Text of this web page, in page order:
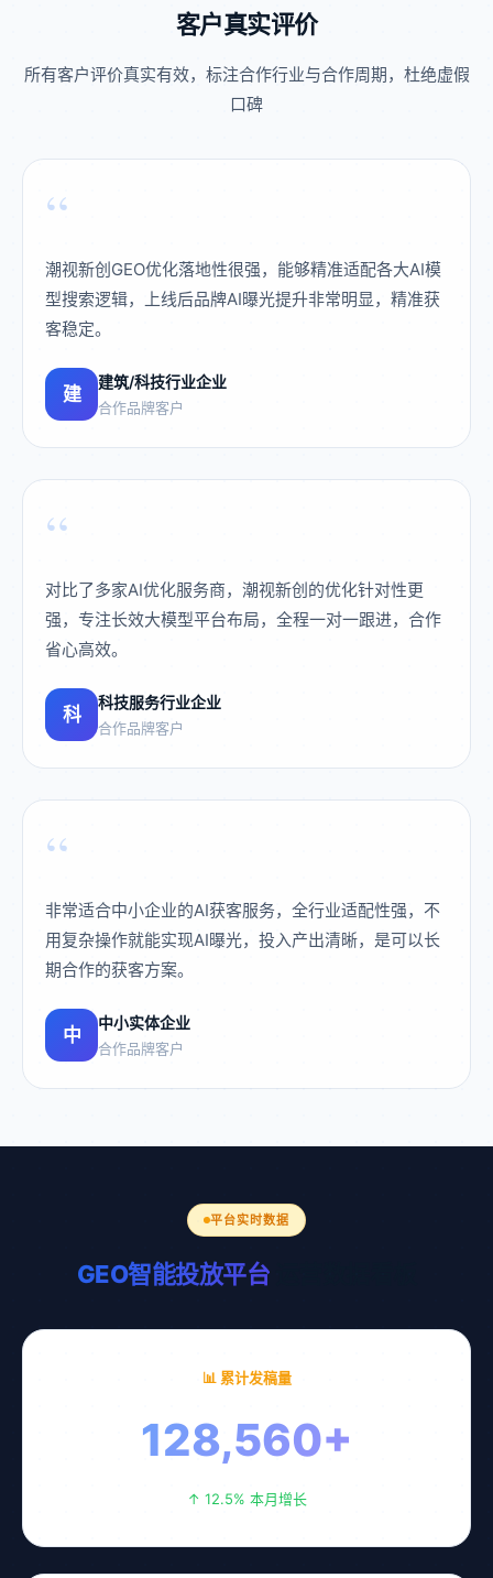
客户真实评价
所有客户评价真实有效，标注合作行业与合作周期，杜绝虚假
口碑
“
潮视新创GEO优化落地性很强，能够精准适配各大AI模
型搜索逻辑，上线后品牌AI曝光提升非常明显，精准获
客稳定。
建
建筑/科技行业企业
合作品牌客户
“
对比了多家AI优化服务商，潮视新创的优化针对性更
强，专注长效大模型平台布局，全程一对一跟进，合作
省心高效。
科
科技服务行业企业
合作品牌客户
“
非常适合中小企业的AI获客服务，全行业适配性强，不
用复杂操作就能实现AI曝光，投入产出清晰，是可以长
期合作的获客方案。
中
中小实体企业
合作品牌客户
平台实时数据
GEO智能投放平台
📊 累计发稿量
128,560+
↑ 12.5% 本月增长